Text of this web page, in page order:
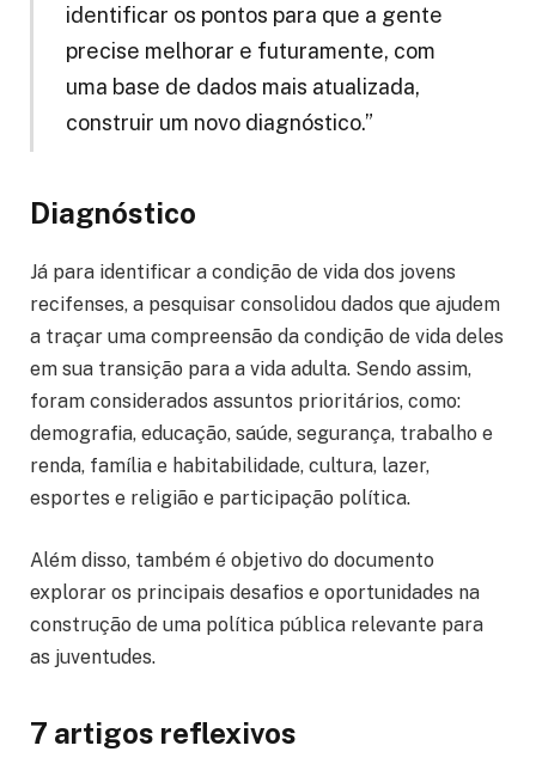
identificar os pontos para que a gente
precise melhorar e futuramente, com
uma base de dados mais atualizada,
construir um novo diagnóstico.”
Diagnóstico
Já para identificar a condição de vida dos jovens
recifenses, a pesquisar consolidou dados que ajudem
a traçar uma compreensão da condição de vida deles
em sua transição para a vida adulta. Sendo assim,
foram considerados assuntos prioritários, como:
demografia, educação, saúde, segurança, trabalho e
renda, família e habitabilidade, cultura, lazer,
esportes e religião e participação política.
Além disso, também é objetivo do documento
explorar os principais desafios e oportunidades na
construção de uma política pública relevante para
as juventudes.
7 artigos reflexivos